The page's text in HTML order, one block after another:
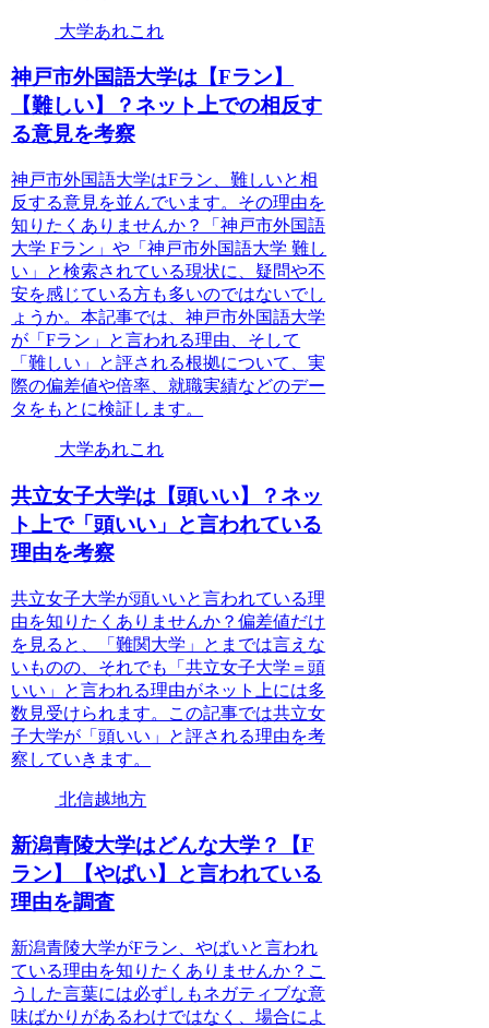
大学あれこれ
神戸市外国語大学は【Fラン】
【難しい】？ネット上での相反す
る意見を考察
神戸市外国語大学はFラン、難しいと相
反する意見を並んでいます。その理由を
知りたくありませんか？「神戸市外国語
大学 Fラン」や「神戸市外国語大学 難し
い」と検索されている現状に、疑問や不
安を感じている方も多いのではないでし
ょうか。本記事では、神戸市外国語大学
が「Fラン」と言われる理由、そして
「難しい」と評される根拠について、実
際の偏差値や倍率、就職実績などのデー
タをもとに検証します。
大学あれこれ
共立女子大学は【頭いい】？ネッ
ト上で「頭いい」と言われている
理由を考察
共立女子大学が頭いいと言われている理
由を知りたくありませんか？偏差値だけ
を見ると、「難関大学」とまでは言えな
いものの、それでも「共立女子大学＝頭
いい」と言われる理由がネット上には多
数見受けられます。この記事では共立女
子大学が「頭いい」と評される理由を考
察していきます。
北信越地方
新潟青陵大学はどんな大学？【F
ラン】【やばい】と言われている
理由を調査
新潟青陵大学がFラン、やばいと言われ
ている理由を知りたくありませんか？こ
うした言葉には必ずしもネガティブな意
味ばかりがあるわけではなく、場合によ